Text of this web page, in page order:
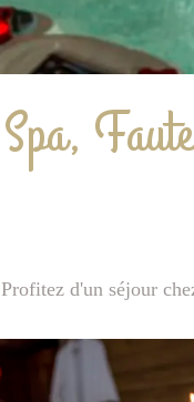
Spa,
Profitez d'un séjour